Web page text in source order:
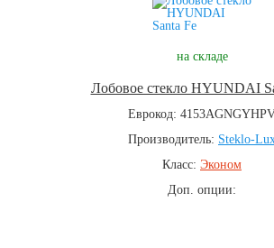
на складе
Лобовое стекло HYUNDAI
Еврокод:
Производитель: Steklo-
Класс: Эконом
Доп. опции: